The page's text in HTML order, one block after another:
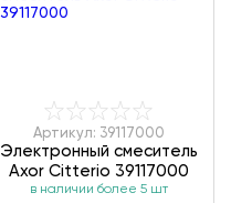
Артикул: 39117000
Электронный смеситель
Axor Citterio 39117000
в наличии более 5 шт